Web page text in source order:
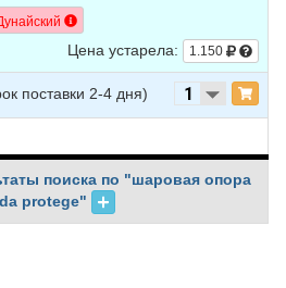
Цена устарела: 1.150
поставки 2-4 дня)
поиска по "шаровая опора
protege"